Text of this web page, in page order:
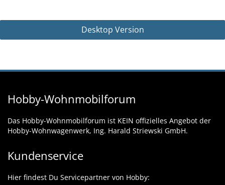
Desktop Version
Hobby-Wohnmobilforum
Das Hobby-Wohnmobilforum ist KEIN offizielles Angebot der
Hobby-Wohnwagenwerk, Ing. Harald Striewski GmbH.
Kundenservice
Hier findest Du Servicepartner von Hobby: